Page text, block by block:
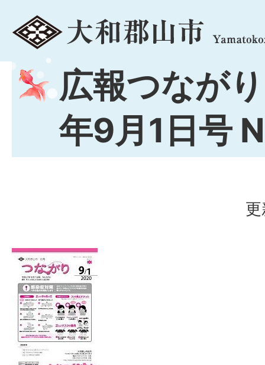
menu
広報つなが
年9月1日号